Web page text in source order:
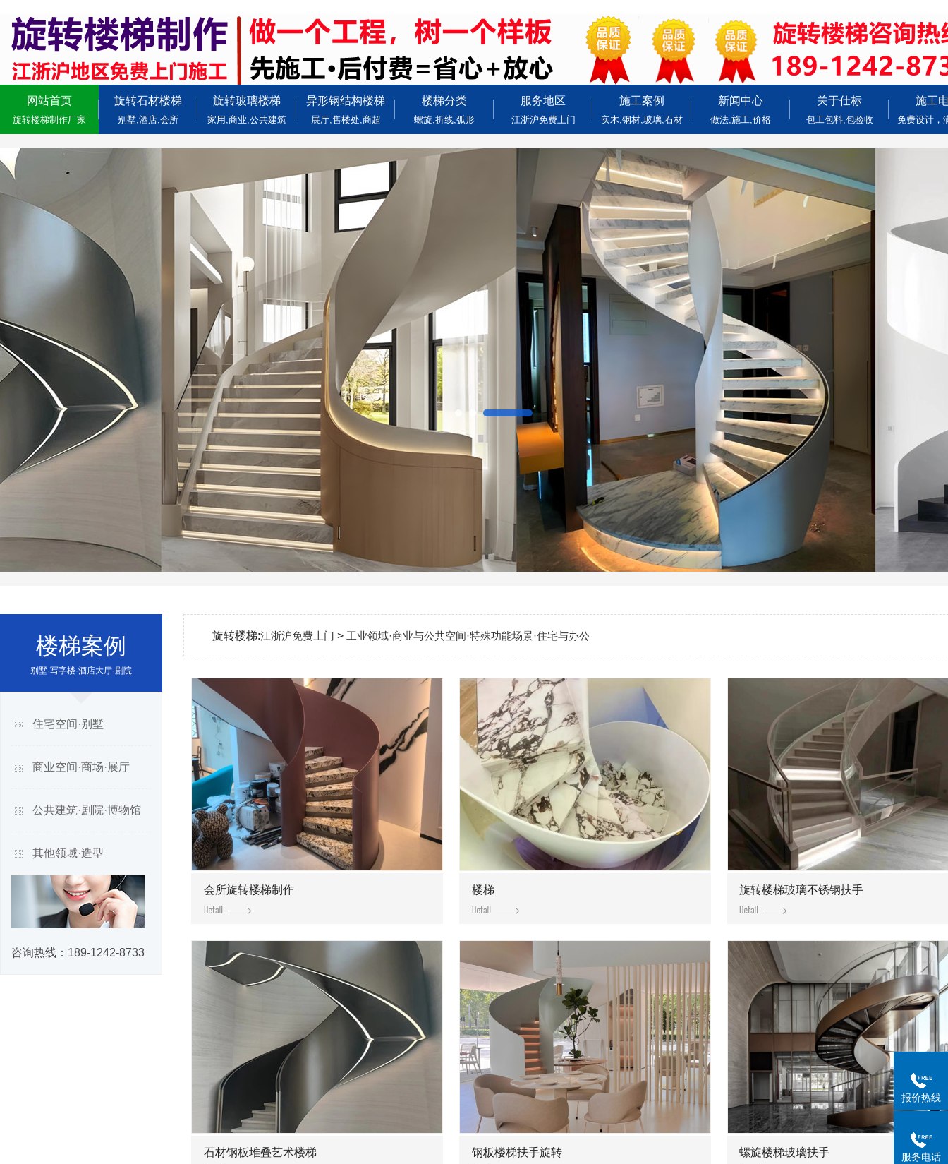
网站首页
旋转楼梯制作厂家
旋转石材楼梯
别墅,酒店,会所
旋转玻璃楼梯
家用,商业,公共建筑
异形钢结构楼梯
展厅,售楼处,商超
楼梯分类
螺旋,折线,弧形
服务地区
江浙沪免费上门
施工案例
实木,钢材,玻璃,石材
新闻中心
做法,施工,价格
关于仕标
包工包料,包验收
施工
免费设计，
楼梯案例
别墅·写字楼·酒店大厅·剧院
住宅空间·别墅
商业空间·商场·展厅
公共建筑·剧院·博物馆
其他领域·造型
咨询热线： 189-1242-8733
旋转楼梯:江浙沪免费上门 > 工业领域·商业与公共空间·特殊功能场景·住宅与办公
会所旋转楼梯制作 楼梯 旋转楼梯玻璃不锈钢扶手
石材钢板堆叠艺术楼梯 钢板楼梯扶手旋转 螺旋楼梯玻璃扶手
报价热线
服务电话